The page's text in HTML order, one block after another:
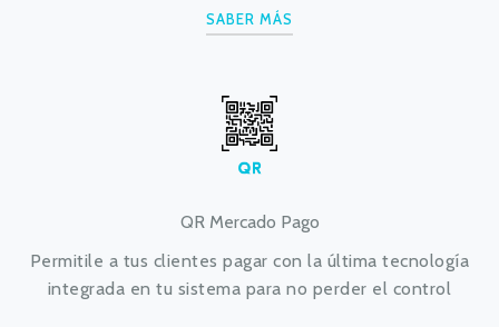
SABER MÁS
QR Mercado Pago
Permitile a tus clientes pagar con la última tecnología
integrada en tu sistema para no perder el control